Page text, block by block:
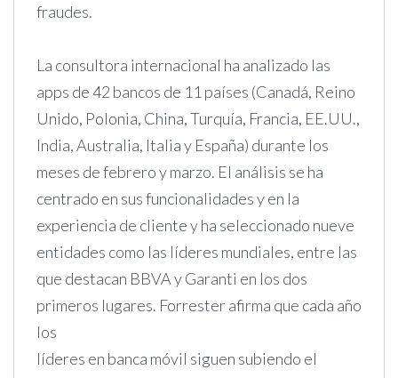
fraudes.
La consultora internacional ha analizado las
apps de 42 bancos de 11 países (Canadá, Reino
Unido, Polonia, China, Turquía, Francia, EE.UU.,
India, Australia, Italia y España) durante los
meses de febrero y marzo. El análisis se ha
centrado en sus funcionalidades y en la
experiencia de cliente y ha seleccionado nueve
entidades como las líderes mundiales, entre las
que destacan BBVA y Garanti en los dos
primeros lugares. Forrester afirma que cada año
los
líderes en banca móvil siguen subiendo el